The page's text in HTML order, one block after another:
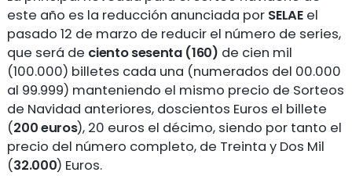
este año es la reducción anunciada por SELAEel
pasado 12 de marzo de reducir el número de series,
que será de ciento sesenta (160) de cien mil
(100.000) billetes cada una (numerados del 00.000
al 99.999) manteniendo el mismo precio de Sorteos
de Navidad anteriores, doscientos Euros el billete
(200 euros), 20 euros el décimo, siendo por tanto el
precio del número completo, de Treinta y Dos Mil
(32.000) Euros.